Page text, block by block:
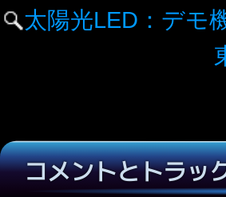
太陽光LED：デモ
コメントとトラッ